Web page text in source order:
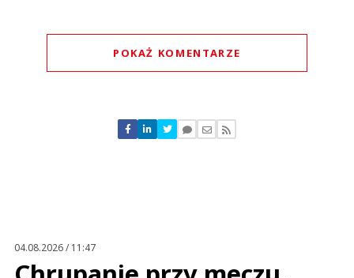
POKAŻ KOMENTARZE
Bardzo słaby wizerunkowo ruch ktory podopuje zaufanie do marki.
04.08.2026 / 11:47